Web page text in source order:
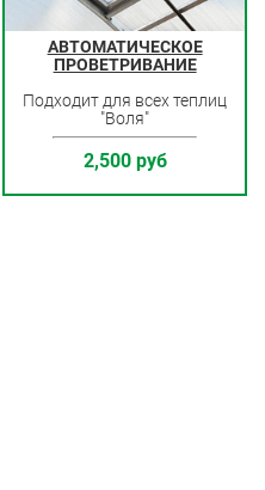
АВТОМАТИЧЕСКОЕ
ПРОВЕТРИВАНИЕ
Подходит для всех теплиц
"Воля"
2,500 руб